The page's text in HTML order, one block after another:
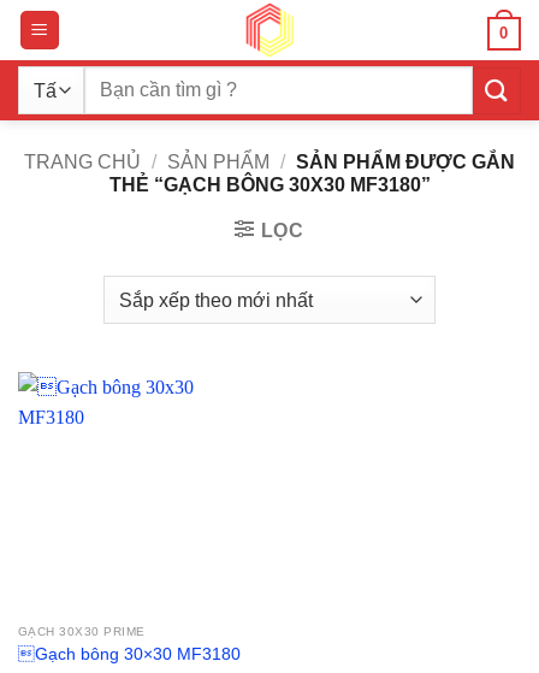
Bỏ
qua
nội
dung
0
Tìm
TRANG CHỦ / SẢN PHẨM / SẢN PHẨM ĐƯỢC GẮN
THẺ “GẠCH BÔNG 30X30 MF3180”
LỌC
GẠCH 30X30 PRIME
Gạch bông 30×30 MF3180